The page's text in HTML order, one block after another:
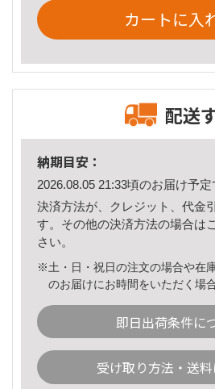
カートに入
配送
納期目安：
2026.08.05 21:33頃のお届け予定
決済方法が、クレジット、代金
す。その他の決済方法の場合は
さい。
※土・日・祝日の注文の場合や在
のお届けにお時間をいただく場
即日出荷条件に
受け取り方法・送